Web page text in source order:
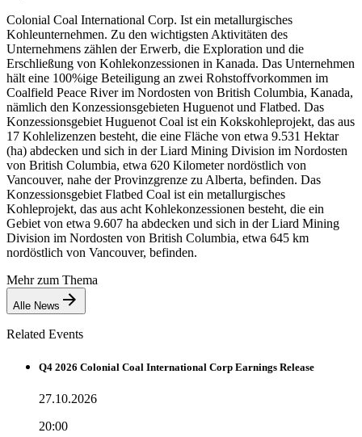
Colonial Coal International Corp. Ist ein metallurgisches
Kohleunternehmen. Zu den wichtigsten Aktivitäten des
Unternehmens zählen der Erwerb, die Exploration und die
Erschließung von Kohlekonzessionen in Kanada. Das Unternehmen
hält eine 100%ige Beteiligung an zwei Rohstoffvorkommen im
Coalfield Peace River im Nordosten von British Columbia, Kanada,
nämlich den Konzessionsgebieten Huguenot und Flatbed. Das
Konzessionsgebiet Huguenot Coal ist ein Kokskohleprojekt, das aus
17 Kohlelizenzen besteht, die eine Fläche von etwa 9.531 Hektar
(ha) abdecken und sich in der Liard Mining Division im Nordosten
von British Columbia, etwa 620 Kilometer nordöstlich von
Vancouver, nahe der Provinzgrenze zu Alberta, befinden. Das
Konzessionsgebiet Flatbed Coal ist ein metallurgisches
Kohleprojekt, das aus acht Kohlekonzessionen besteht, die ein
Gebiet von etwa 9.607 ha abdecken und sich in der Liard Mining
Division im Nordosten von British Columbia, etwa 645 km
nordöstlich von Vancouver, befinden.
Mehr zum Thema
Alle News
Related Events
Q4 2026 Colonial Coal International Corp Earnings Release
27.10.2026
20:00